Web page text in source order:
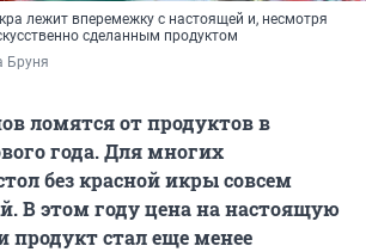
лежит вперемежку с настоящей и, несмотря
сделанным продуктом
Бруня
ломятся от продуктов в
года. Для многих
без красной икры совсем
В этом году цена на настоящую
продукт стал еще менее